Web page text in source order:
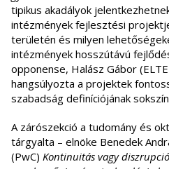
tipikus akadályok
intézmények fejlesztési
területén és milyen
intézmények hosszútávú
opponense, Halász Gábor
hangsúlyozta a projektek
szabadság definíciójának
A zárószekció a tudomány és
tárgyalta – elnöke Benedek
(PwC) Kontinuitás vagy